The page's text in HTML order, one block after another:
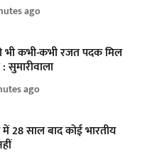
ago
भी कभी-कभी रजत पदक मिल
सुमारीवाला
ago
में 28 साल बाद कोई भारतीय